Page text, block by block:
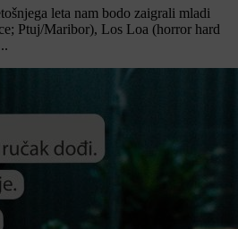
leta nam bodo zaigrali mladi
Ptuj/Maribor), Los Loa (horror hard